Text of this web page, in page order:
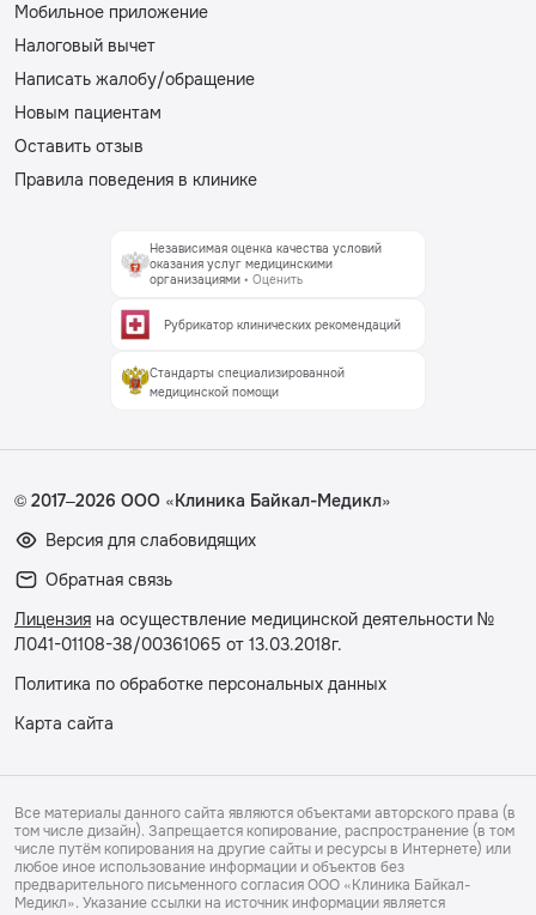
Мобильное приложение
Налоговый вычет
Написать жалобу/обращение
Новым пациентам
Оставить отзыв
Правила поведения в клинике
Независимая оценка качества условий
оказания услуг медицинскими
организациями • Оценить
Рубрикатор клинических рекомендаций
Стандарты специализированной
медицинской помощи
© 2017–2026 ООО «Клиника Байкал-Медикл»
Версия для слабовидящих
Обратная связь
Лицензия на осуществление медицинской деятельности №
Л041-01108-38/00361065 от 13.03.2018г.
Политика по обработке персональных данных
Карта сайта
Все материалы данного сайта являются объектами авторского права (в
том числе дизайн). Запрещается копирование, распространение (в том
числе путём копирования на другие сайты и ресурсы в Интернете) или
любое иное использование информации и объектов без
предварительного письменного согласия ООО «Клиника Байкал-
Медикл». Указание ссылки на источник информации является